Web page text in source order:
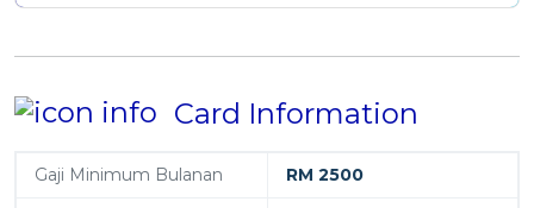
Card Information
Gaji Minimum Bulanan RM 2500